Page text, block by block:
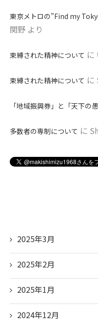
東京メトロの”Find my
関野 より
束縛された精神について に
束縛された精神について に
「地域振興券」と「天下の
多数者の専制について に
2025年3月
2025年2月
2025年1月
2024年12月